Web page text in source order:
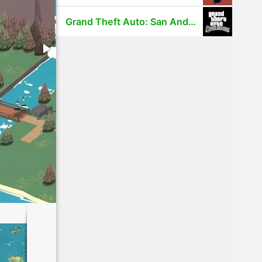
Grand Theft Auto: San Andreas